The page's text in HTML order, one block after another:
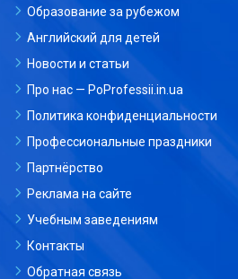
Образование за рубежом
Английский для детей
Новости и статьи
Про нас — PoProfessii.in.ua
Политика конфиденциальности
Профессиональные праздники
Партнёрство
Реклама на сайте
Учебным заведениям
Контакты
Обратная связь